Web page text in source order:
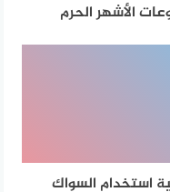
الأشهر الحرم
استخدام السواك